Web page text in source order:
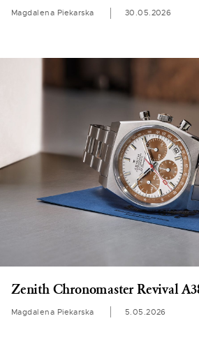
Magdalena Piekarska 30.05.2026
Zenith Chronomaster Revival
Magdalena Piekarska 5.05.2026